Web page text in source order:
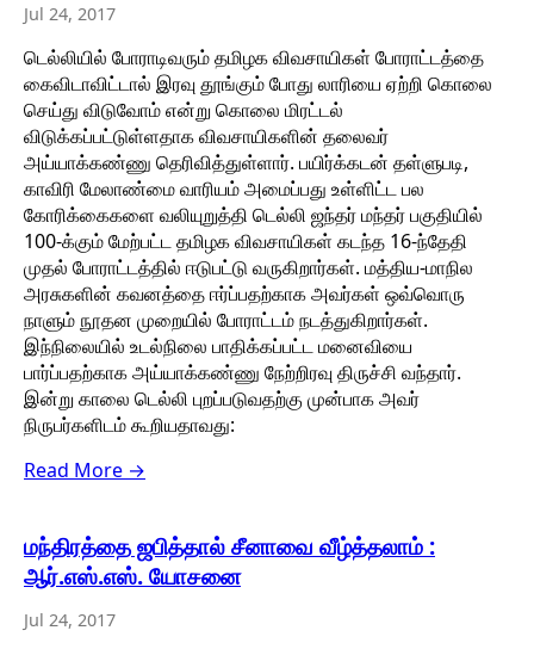
Jul 24, 2017
டெல்லியில் போராடிவரும் தமிழக விவசாயிகள் போராட்டத்தை
கைவிடாவிட்டால் இரவு தூங்கும் போது லாரியை ஏற்றி கொலை
செய்து விடுவோம் என்று கொலை மிரட்டல்
விடுக்கப்பட்டுள்ளதாக விவசாயிகளின் தலைவர்
அய்யாக்கண்ணு தெரிவித்துள்ளார். பயிர்க்கடன் தள்ளுபடி,
காவிரி மேலாண்மை வாரியம் அமைப்பது உள்ளிட்ட பல
கோரிக்கைகளை வலியுறுத்தி டெல்லி ஜந்தர் மந்தர் பகுதியில்
100-க்கும் மேற்பட்ட தமிழக விவசாயிகள் கடந்த 16-ந்தேதி
முதல் போராட்டத்தில் ஈடுபட்டு வருகிறார்கள். மத்திய-மாநில
அரசுகளின் கவனத்தை ஈர்ப்பதற்காக அவர்கள் ஒவ்வொரு
நாளும் நூதன முறையில் போராட்டம் நடத்துகிறார்கள்.
இந்நிலையில் உடல்நிலை பாதிக்கப்பட்ட மனைவியை
பார்ப்பதற்காக அய்யாக்கண்ணு நேற்றிரவு திருச்சி வந்தார்.
இன்று காலை டெல்லி புறப்படுவதற்கு முன்பாக அவர்
நிருபர்களிடம் கூறியதாவது:
Read More →
மந்திரத்தை ஜபித்தால் சீனாவை வீழ்த்தலாம் :
ஆர்.எஸ்.எஸ். யோசனை
Jul 24, 2017